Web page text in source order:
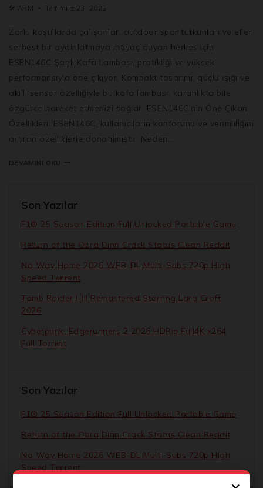
Son Yazılar
F1® 25 Season Edition Full Unlocked Portable Game
Return of the Obra Dinn Crack Status Clean Reddit
No Way Home 2026 WEB-DL Multi-Subs 720p High
Speed T𝐨𝐫𝐫ent
Tomb Raider I-III Remastered Starring Lara Croft
2026
Cyberpunk: Edgerunners 2 2026 HDRip Full4K x264
Full Torr𝐞nt
Son Yazılar
F1® 25 Season Edition Full Unlocked Portable Game
Return of the Obra Dinn Crack Status Clean Reddit
No Way Home 2026 WEB-DL Multi-Subs 720p High
Speed T𝐨𝐫𝐫ent